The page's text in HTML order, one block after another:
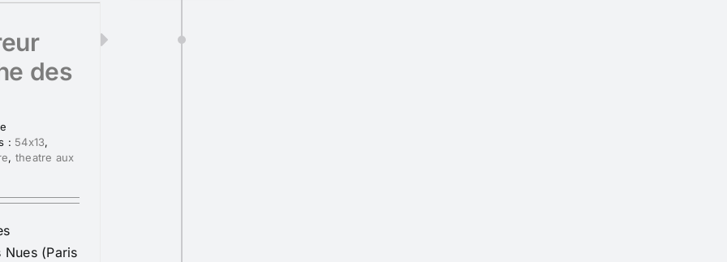
des
: 54x13,
, theatre aux
Nues (Paris